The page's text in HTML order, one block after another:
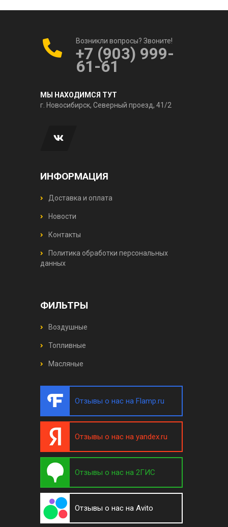
Возникли вопросы? Звоните!
+7 (903) 999-
61-61
МЫ НАХОДИМСЯ ТУТ
г. Новосибирск, Северный проезд, 41/2
ИНФОРМАЦИЯ
Доставка и оплата
Новости
Контакты
Политика обработки персональных
данных
ФИЛЬТРЫ
Воздушные
Топливные
Масляные
Отзывы о нас на Flamp.ru
Отзывы о нас на yandex.ru
Отзывы о нас на 2ГИС
Отзывы о нас на Avito